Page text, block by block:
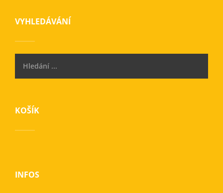
VYHLEDÁVÁNÍ
KOŠÍK
INFOS